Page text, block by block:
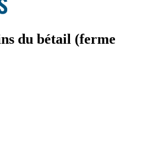
du bétail (ferme